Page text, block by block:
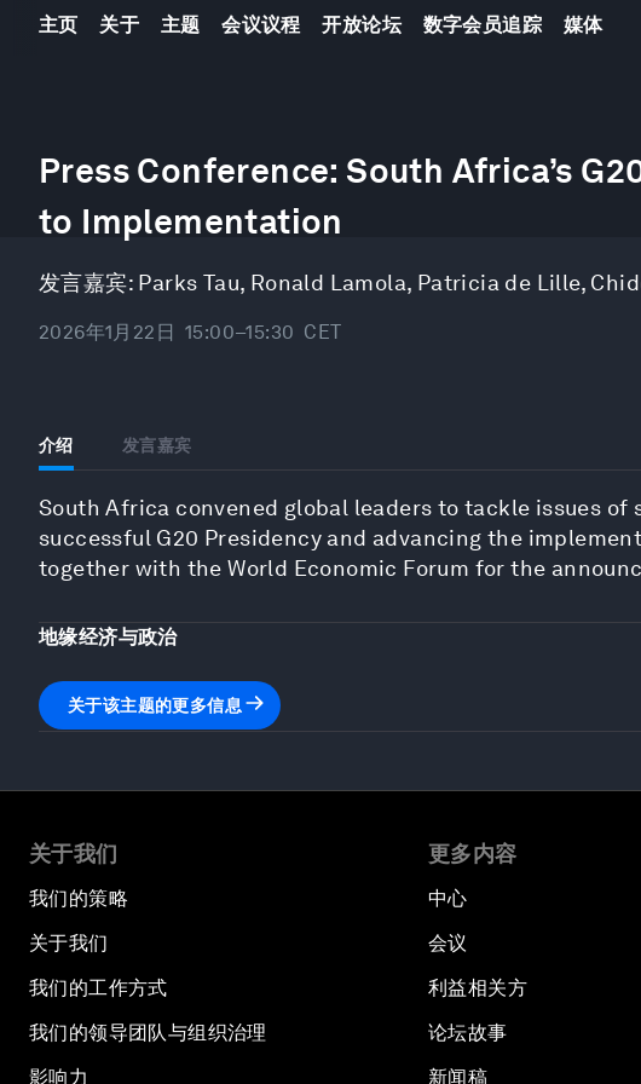
主页 关于 主题 会议议程 开放论坛 数字会员追踪 媒体
Press Conference: South Africa’s
to Implementation
发言嘉宾: Parks Tau, Ronald Lamola, Patricia de Lille,
2026年1月22日 15:00–15:30 CET
介绍 发言嘉宾
South Africa convened global leaders to tackle issues
successful G20 Presidency and advancing the
together with the World Economic Forum for the
地缘经济与政治
关于该主题的更多信息
seconds
of
minutes,
10
90%
关于我们
我们的策略
关于我们
我们的工作方式
我们的领导团队与组织治理
影响力
更多内容
中心
会议
利益相关方
论坛故事
新闻稿